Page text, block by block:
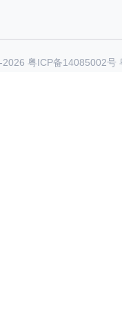
2026 粤ICP备14085002号